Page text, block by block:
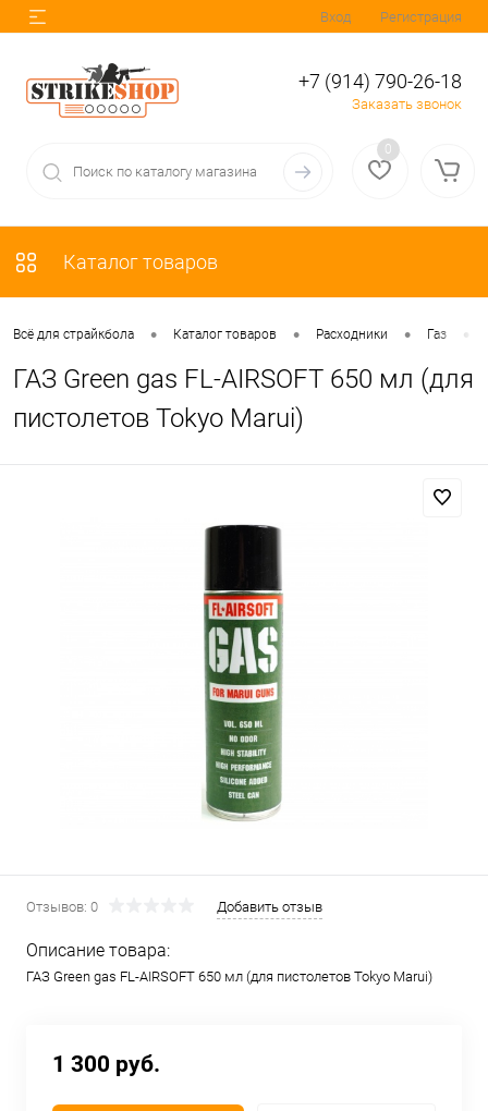
Вход Регистрация
+7 (914) 790-26-18
Заказать звонок
0
Каталог товаров
Всё для страйкбола • Каталог товаров • Расходники • Газ •
ГАЗ Green gas FL-AIRSOFT 650 мл (для
пистолетов Tokyo Marui)
Отзывов: 0 Добавить отзыв
Описание товара:
ГАЗ Green gas FL-AIRSOFT 650 мл (для пистолетов Tokyo Marui)
1 300 руб.